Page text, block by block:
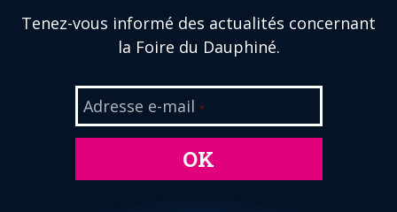
Tenez-vous informé des actualités concernant
la Foire du Dauphiné.
Adresse e-mail *